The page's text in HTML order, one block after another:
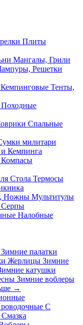
Плиты
Мангалы, Грили
Решетки
Кемпинговые Тенты,
Походные
Спальные
милитари
Кемпинга
Компасы
Стола Термосы
Ножны Мультитулы
Серпы
Налобные
Зимние палатки
Жерлицы Зимние
катушки
Зимние воблеры
→
С